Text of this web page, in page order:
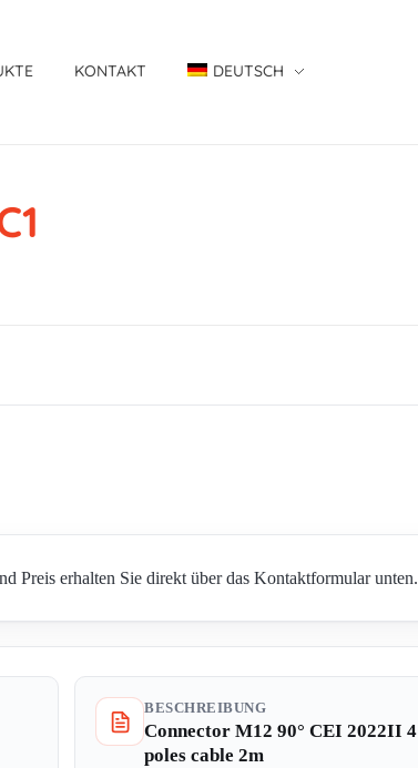
KONTAKT DEUTSCH
erhalten Sie direkt über das Kontaktformular unten.
BESCHREIBUNG
Connector M12 90° CEI 2022II 4
poles cable 2m